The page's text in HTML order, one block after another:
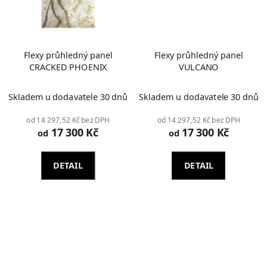
Flexy průhledný panel
CRACKED PHOENIX
Skladem u dodavatele 30 dnů
od 14 297,52 Kč bez DPH
od 17 300 Kč
DETAIL
Flexy průhledný panel
VULCANO
hodnocení
produktu
je
z
Skladem u dodavatele 30 dnů
od 14 297,52 Kč bez DPH
od 17 300 Kč
DETAIL